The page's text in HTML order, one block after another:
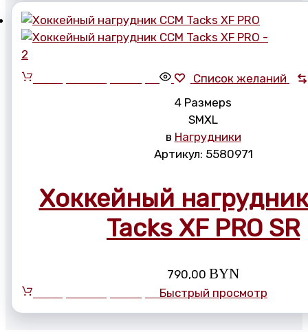
Список желаний
4 Размерs
SMXL
в Нагрудники
Артикул: 5580971
Хоккейный
Tacks XF PRO SR
790,00 BYN
Быстрый просмотр